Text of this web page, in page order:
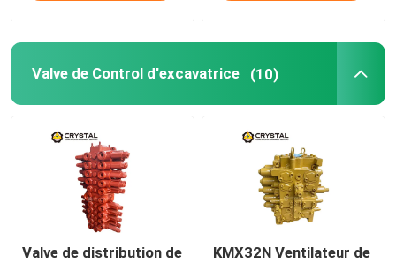
Valve de Control d'excavatrice (10)
Valve de distribution de
KMX32N Ventilateur de